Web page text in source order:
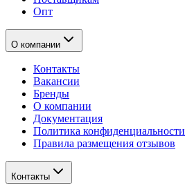
Опт
О компании
Контакты
Вакансии
Бренды
О компании
Документация
Политика конфиденциальности
Правила размещения отзывов
Контакты